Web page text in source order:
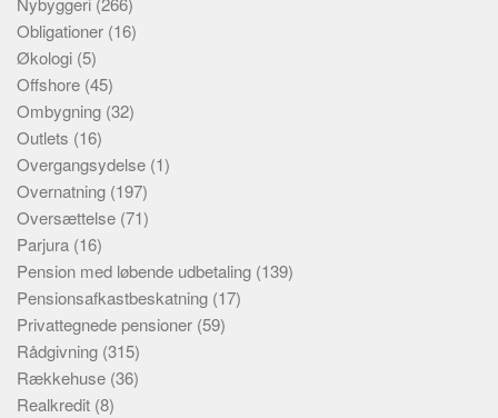
Obligationer (16)
Økologi (5)
Offshore (45)
Ombygning (32)
Outlets (16)
Overgangsydelse (1)
Overnatning (197)
Oversættelse (71)
Parjura (16)
Pension med løbende udbetaling (139)
Pensionsafkastbeskatning (17)
Privattegnede pensioner (59)
Rådgivning (315)
Rækkehuse (36)
Realkredit (8)